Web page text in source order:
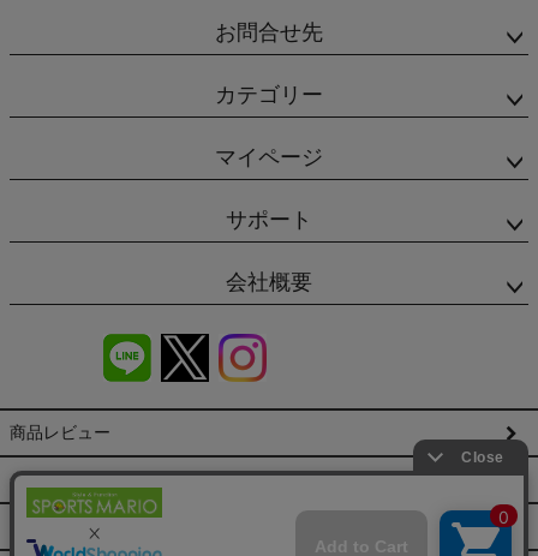
お問合せ先
カテゴリー
マイページ
サポート
会社概要
商品レビュー
会社概要（HP）